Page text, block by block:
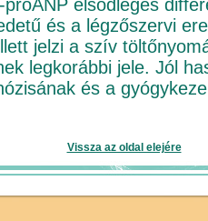
proANP elsődleges
és a légzőszervi
jelzi a szív
legkorábbi jele. Jól
és a
Vissza az oldal elejére